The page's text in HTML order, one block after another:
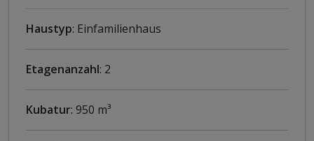
Haustyp: Einfamilienhaus
Etagenanzahl: 2
Kubatur: 950 m³